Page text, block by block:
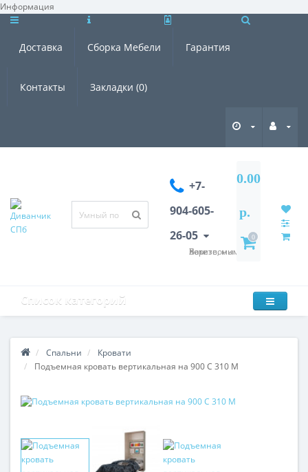
Информация ×
Доставка Сборка Мебели Гарантия
Контакты Закладки (0)
+7-
904-605-
26-05
Хотите, мы Вам перезвоним?
0.00
р.
0
Список категорий
Спальни
Кровати
Подъемная кровать вертикальная на 900 С 310 М